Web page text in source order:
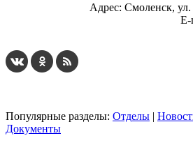
Адрес: Смоленск,
E-
Популярные разделы: Отделы |
Документы